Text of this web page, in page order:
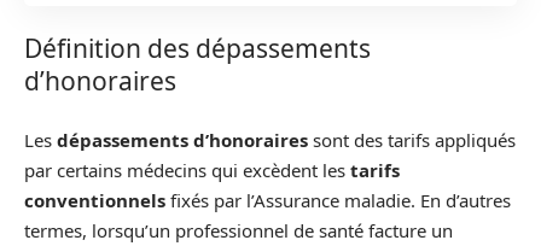
Définition des dépassements
d’honoraires
Les dépassements d’honoraires sont des tarifs appliqués
par certains médecins qui excèdent les tarifs
conventionnels fixés par l’Assurance maladie. En d’autres
termes, lorsqu’un professionnel de santé facture un